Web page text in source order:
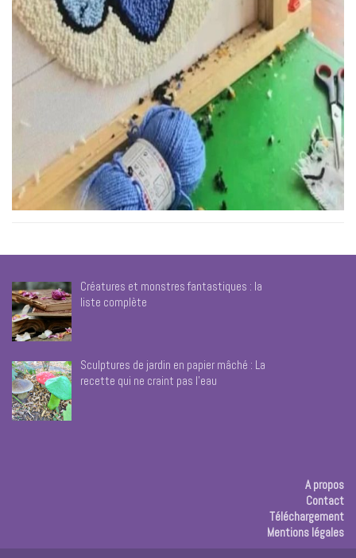
Créatures et monstres fantastiques : la
liste complète
Sculptures de jardin en papier mâché : La
recette qui ne craint pas l’eau
A propos
Contact
Téléchargement
Mentions légales